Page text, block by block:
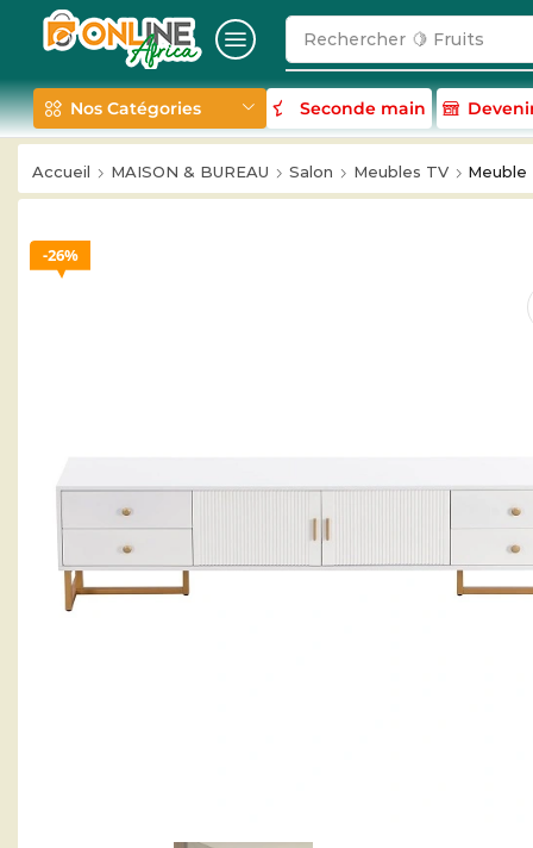
Rechercher 🥛 Milk
Nos Catégories Seconde main
Accueil MAISON & BUREAU Salon Meubles TV
26%